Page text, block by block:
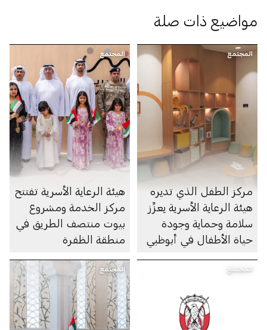
مواضيع ذات صلة
المجتمع
مركز الطفل الذي تديره
هيئة الرعاية الأسرية يعزِّز
سلامة وحماية وجودة
حياة الأطفال في أبوظبي
المجتمع
هيئة الرعاية الأسرية تفتتح
مركز الخدمة ومشروع
بيوت منتصف الطريق في
منطقة الظفرة
المجتمع المجتمع